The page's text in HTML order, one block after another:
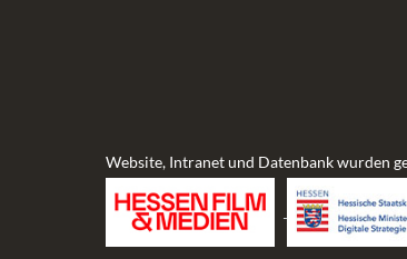
Website, Intranet und Datenbank wurden